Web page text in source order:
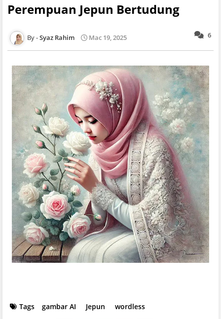
Perempuan Jepun Bertudung
6
Syaz Rahim Mac 19, 2025
Tags gambar AI Jepun wordless